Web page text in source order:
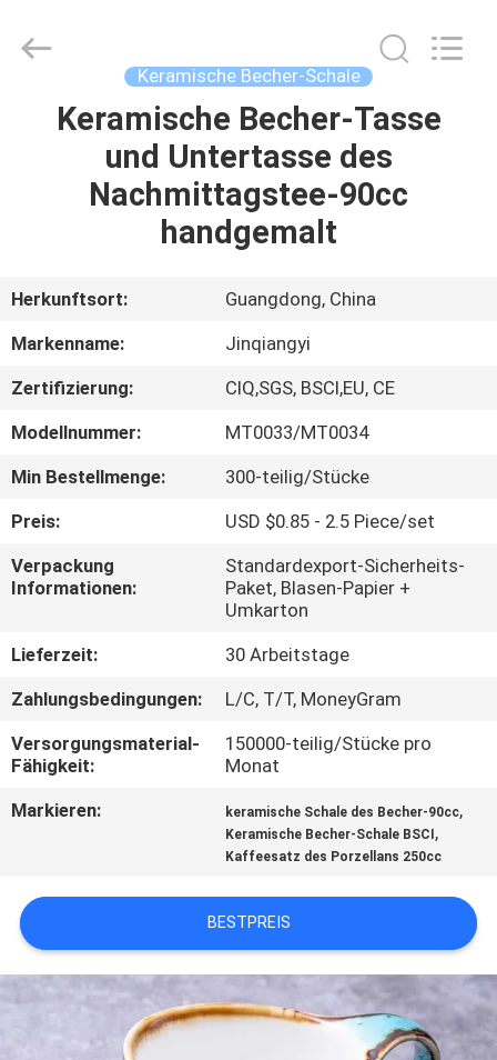
HAUS
PRODUKTE
UNS
AUSFLUG
QUALITÄTSKONTROLLE
TRETEN
SIE
UNS
IN
VERBINDUNG
NACHRICHTEN
PRIVACY
POLICY
Copyright
Guangdong
Keramische Becher-Schale
Keramische Becher-Tasse
und Untertasse des
Nachmittagstee-90cc
handgemalt
Herkunftsort:
Guangdong, China
Markenname:
Jinqiangyi
Zertifizierung:
CIQ,SGS, BSCI,EU, CE
Modellnummer:
MT0033/MT0034
Min Bestellmenge:
300-teilig/Stücke
Preis:
USD $0.85 - 2.5 Piece/set
Verpackung
Informationen:
Standardexport-Sicherheits-
Paket, Blasen-Papier +
Umkarton
Lieferzeit:
30 Arbeitstage
Zahlungsbedingungen:
L/C, T/T, MoneyGram
Versorgungsmaterial-
Fähigkeit:
150000-teilig/Stücke pro
Monat
Markieren:
keramische Schale des Becher-90cc,
Keramische Becher-Schale BSCI ,
Kaffeesatz des Porzellans 250cc
BESTPREIS